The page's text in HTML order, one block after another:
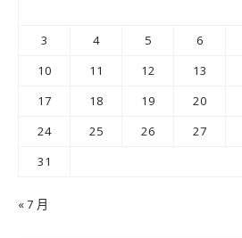
3
4 5 6
10
11 12 13
17
18 19 20
24
25 26 27
31
« 7 月